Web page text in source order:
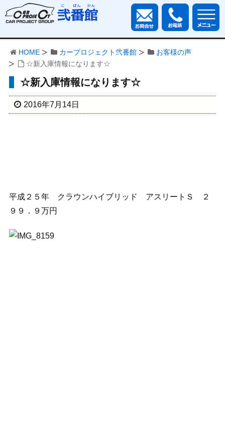
HOME カープロジェクト弐番館
お客様の声
☆新入庫情報になります☆
☆新入庫情報になります☆
2016年7月14日
平成２５年 クラウンハイブリッド アスリートＳ ２
９９．９万円